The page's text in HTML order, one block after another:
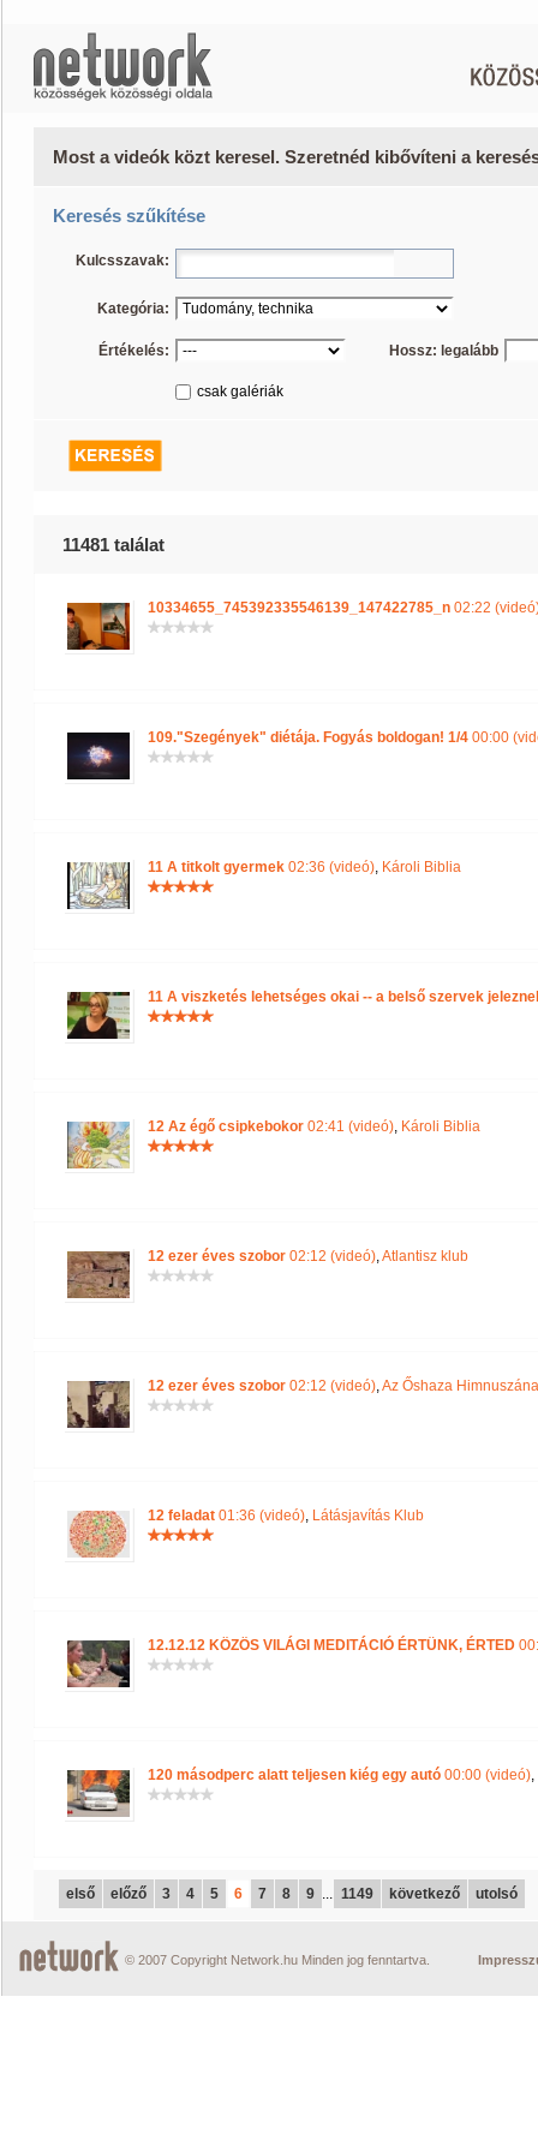
Most a videók közt keresel. Szeretnéd kibővíteni a
Keresés szűkítése
Kulcsszavak:
Kategória:
Értékelés: Hossz: legalább
csak galériák
11481 találat
10334655_745392335546139_147422785_n 02:22
109."Szegények" diétája. Fogyás boldogan! 1/4 00:00
11 A titkolt gyermek 02:36 (videó), Károli Biblia
11 A viszketés lehetséges okai -- a belső szervek
12 Az égő csipkebokor 02:41 (videó), Károli Biblia
12 ezer éves szobor 02:12 (videó),Atlantisz klub
12 ezer éves szobor 02:12 (videó),Az Őshaza
12 feladat 01:36 (videó), Látásjavítás Klub
12.12.12 KÖZÖS VILÁGI MEDITÁCIÓ ÉRTÜNK, ÉRTED
120 másodperc alatt teljesen kiég egy autó 00:00 (videó),
első előző 3 4 5 6 7 8 9 ... 1149 következő utolsó
© 2007 Copyright Network.hu Minden jog fenntartva.